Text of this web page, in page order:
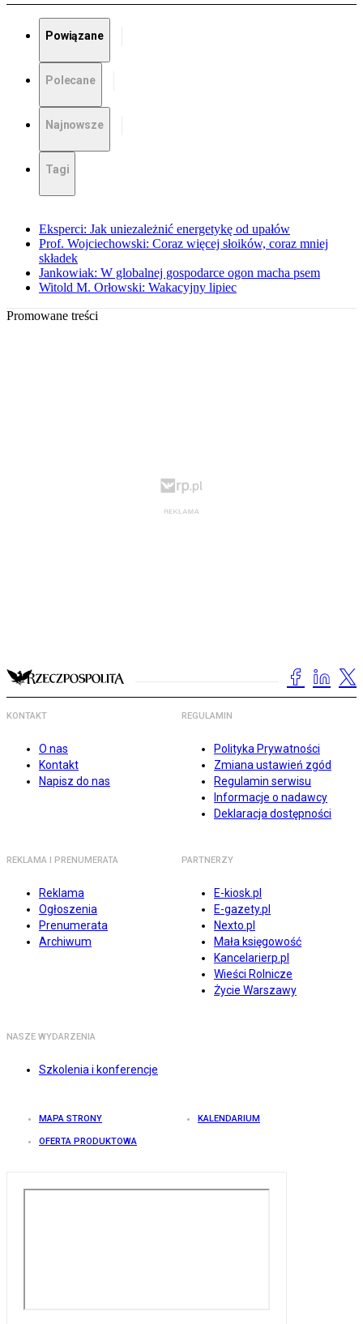
Powiązane
Polecane
Najnowsze
Tagi
Eksperci: Jak uniezależnić energetykę od upałów
Prof. Wojciechowski: Coraz więcej słoików, coraz mniej
składek
Jankowiak: W globalnej gospodarce ogon macha psem
Witold M. Orłowski: Wakacyjny lipiec
Promowane treści
KONTAKT
O nas
Kontakt
Napisz do nas
REGULAMIN
Polityka Prywatności
Zmiana ustawień zgód
Regulamin serwisu
Informacje o nadawcy
Deklaracja dostępności
REKLAMA I PRENUMERATA
Reklama
Ogłoszenia
Prenumerata
Archiwum
PARTNERZY
E-kiosk.pl
E-gazety.pl
Nexto.pl
Mała księgowość
Kancelarierp.pl
Wieści Rolnicze
Życie Warszawy
NASZE WYDARZENIA
Szkolenia i konferencje
MAPA STRONY KALENDARIUM
OFERTA PRODUKTOWA